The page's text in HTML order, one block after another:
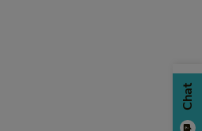
Chat